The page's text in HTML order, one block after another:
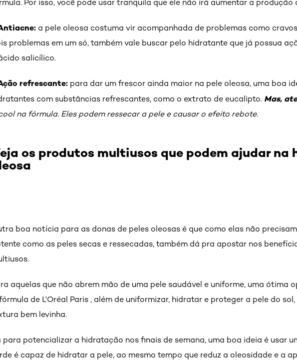
Por isso, você pode usar tranquila que ele não irá aumentar a produção
a pele oleosa costuma vir acompanhada de problemas como
problemas em um só, também vale buscar pelo hidratante que já possua
salicílico.
refrescante: para dar um frescor ainda maior na pele oleosa, uma boa
com substâncias refrescantes, como o extrato de eucalipto. Mas,
na fórmula. Eles podem ressecar a pele e causar o efeito rebote.
os produtos multiusos que podem ajudar na
boa notícia para as donas de peles oleosas é que como elas não
como as peles secas e ressecadas, também dá pra apostar nos
aquelas que não abrem mão de uma pele saudável e uniforme, uma ótima
de L'Oréal Paris , além de uniformizar, hidratar e proteger a pele do
bem levinha.
para potencializar a hidratação nos finais de semana, uma boa ideia é usar
é capaz de hidratar a pele, ao mesmo tempo que reduz a oleosidade e a